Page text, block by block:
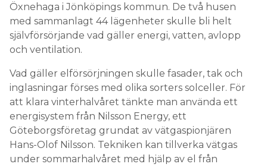
Öxnehaga i Jönköpings kommun. De två husen
med sammanlagt 44 lägenheter skulle bli helt
självförsörjande vad gäller energi, vatten, avlopp
och ventilation.
Vad gäller elförsörjningen skulle fasader, tak och
inglasningar förses med olika sorters solceller. För
att klara vinterhalvåret tänkte man använda ett
energisystem från Nilsson Energy, ett
Göteborgsföretag grundat av vätgaspionjären
Hans-Olof Nilsson. Tekniken kan tillverka vätgas
under sommarhalvåret med hjälp av el från